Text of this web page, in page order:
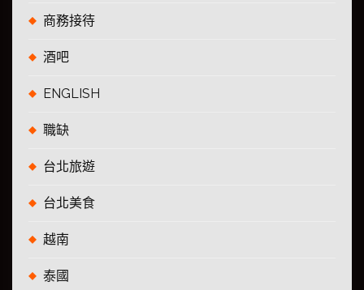
商務接待
酒吧
ENGLISH
職缺
台北旅遊
台北美食
越南
泰國